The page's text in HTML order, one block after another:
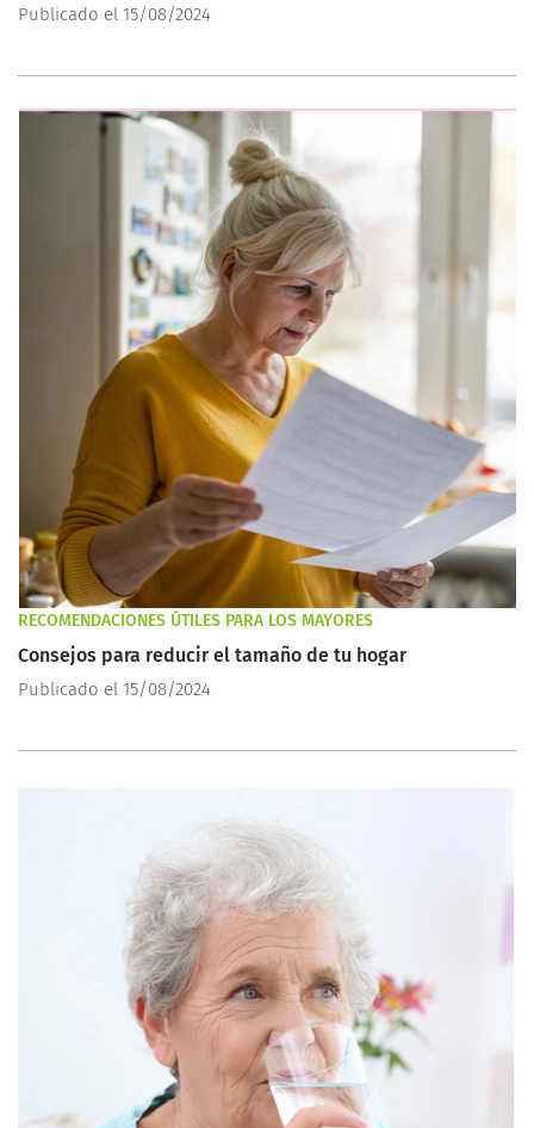
Publicado el 15/08/2024
RECOMENDACIONES ÚTILES PARA LOS MAYORES
Consejos para reducir el tamaño de tu hogar
Publicado el 15/08/2024